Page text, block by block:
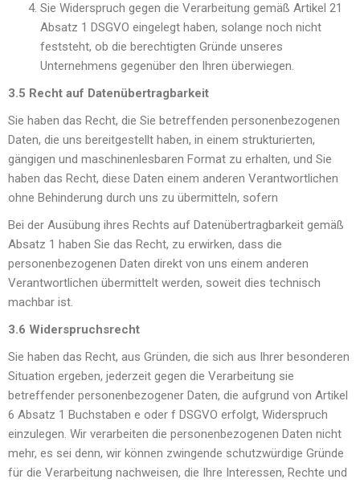
Sie Widerspruch gegen die Verarbeitung gemäß Artikel 21
Absatz 1 DSGVO eingelegt haben, solange noch nicht
feststeht, ob die berechtigten Gründe unseres
Unternehmens gegenüber den Ihren überwiegen.
3.5 Recht auf Datenübertragbarkeit
Sie haben das Recht, die Sie betreffenden personenbezogenen
Daten, die uns bereitgestellt haben, in einem strukturierten,
gängigen und maschinenlesbaren Format zu erhalten, und Sie
haben das Recht, diese Daten einem anderen Verantwortlichen
ohne Behinderung durch uns zu übermitteln, sofern
Bei der Ausübung ihres Rechts auf Datenübertragbarkeit gemäß
Absatz 1 haben Sie das Recht, zu erwirken, dass die
personenbezogenen Daten direkt von uns einem anderen
Verantwortlichen übermittelt werden, soweit dies technisch
machbar ist.
3.6 Widerspruchsrecht
Sie haben das Recht, aus Gründen, die sich aus Ihrer besonderen
Situation ergeben, jederzeit gegen die Verarbeitung sie
betreffender personenbezogener Daten, die aufgrund von Artikel
6 Absatz 1 Buchstaben e oder f DSGVO erfolgt, Widerspruch
einzulegen. Wir verarbeiten die personenbezogenen Daten nicht
mehr, es sei denn, wir können zwingende schutzwürdige Gründe
für die Verarbeitung nachweisen, die Ihre Interessen, Rechte und